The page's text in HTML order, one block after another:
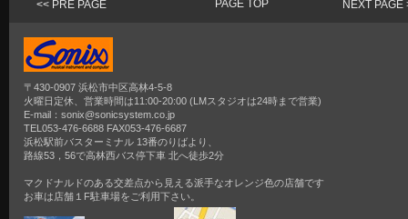
<< PRE PAGE NEXT PAGE
PAGE TOP
〒430-0907 浜松市中区高林4-5-8
火曜日定休、営業時間は11:00-20:00 (LMスタジオは24時まで営業)
E-mail：sonix@sonicsystem.co.jp
TEL053-476-6688 FAX053-476-6687
浜松駅前バスターミナル 13番のりばより、
路線53，56で高林西バス停下車 北へ徒歩2分
マクドナルドのある交差点から見える派手なオレンジ色の店舗です
お車は店舗１F駐車場をご利用下さい。